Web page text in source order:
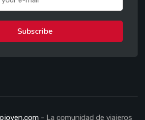
Subscribe
- La comunidad de viajeros